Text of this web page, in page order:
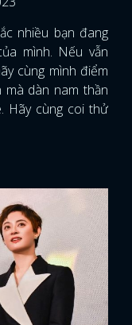
nhiều bạn đang
mình. Nếu vẫn
cùng mình điểm
dàn nam thần
Hãy cùng coi thử